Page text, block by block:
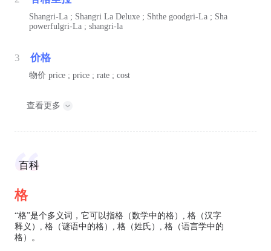
Shangri-La ; Shangri La Deluxe ; Shthe goodgri-La ; Sha
powerfulgri-La ; shangri-la
3 价格
物价 price ; price ; rate ; cost
查看更多
百科
格
“格”是个多义词，它可以指格（数学中的格）, 格（汉字
释义）, 格（谜语中的格）, 格（姓氏）, 格（语言学中的
格）。